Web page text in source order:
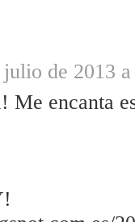
julio de 2013
Me encanta